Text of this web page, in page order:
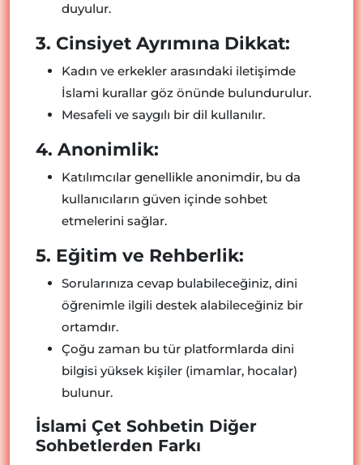
duyulur.
3. Cinsiyet Ayrımına Dikkat:
Kadın ve erkekler arasındaki iletişimde
İslami kurallar göz önünde bulundurulur.
Mesafeli ve saygılı bir dil kullanılır.
4. Anonimlik:
Katılımcılar genellikle anonimdir, bu da
kullanıcıların güven içinde sohbet
etmelerini sağlar.
5. Eğitim ve Rehberlik:
Sorularınıza cevap bulabileceğiniz, dini
öğrenimle ilgili destek alabileceğiniz bir
ortamdır.
Çoğu zaman bu tür platformlarda dini
bilgisi yüksek kişiler (imamlar, hocalar)
bulunur.
İslami Çet Sohbetin Diğer
Sohbetlerden Farkı